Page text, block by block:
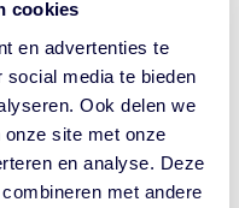
cookies
en advertenties te
media te bieden
Ook delen we
site met onze
en analyse. Deze
met andere